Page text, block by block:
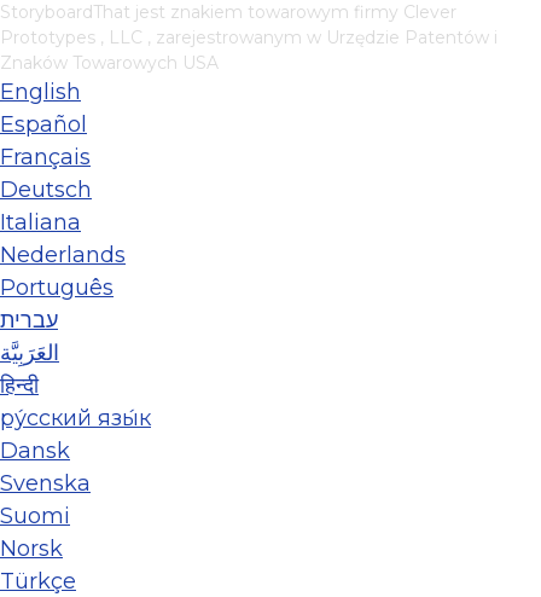
StoryboardThat jest znakiem towarowym firmy Clever
Prototypes , LLC , zarejestrowanym w Urzędzie Patentów i
Znaków Towarowych USA
English
Español
Français
Deutsch
Italiana
Nederlands
Português
עברית
العَرَبِيَّة
हिन्दी
ру́сский язы́к
Dansk
Svenska
Suomi
Norsk
Türkçe